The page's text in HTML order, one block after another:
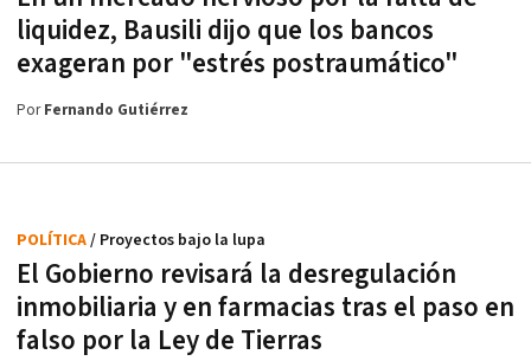
liquidez, Bausili dijo que los bancos
exageran por "estrés postraumático"
PorFernando Gutiérrez
El Gobierno revisará la desregulación
inmobiliaria y en farmacias tras el paso en
falso por la Ley de Tierras
POLÍTICA/ Proyectos bajo la lupa